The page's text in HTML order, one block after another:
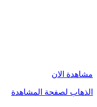
مشاهدة الان
الذهاب لصفحة المشاهدة